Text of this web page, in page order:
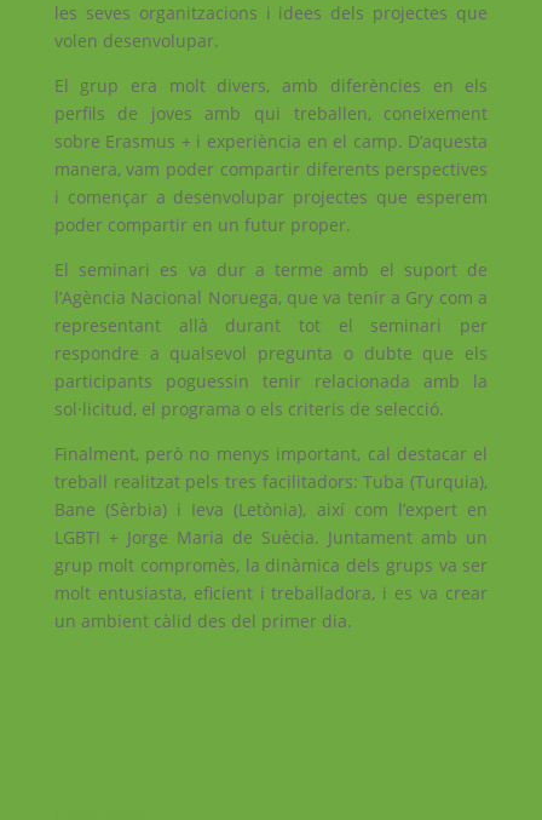
les seves organitzacions i idees dels projectes que
volen desenvolupar.
El grup era molt divers, amb diferències en els
perfils de joves amb qui treballen, coneixement
sobre Erasmus + i experiència en el camp. D’aquesta
manera, vam poder compartir diferents perspectives
i començar a desenvolupar projectes que esperem
poder compartir en un futur proper.
El seminari es va dur a terme amb el suport de
l’Agència Nacional Noruega, que va tenir a Gry com a
representant allà durant tot el seminari per
respondre a qualsevol pregunta o dubte que els
participants poguessin tenir relacionada amb la
sol·licitud, el programa o els criteris de selecció.
Finalment, però no menys important, cal destacar el
treball realitzat pels tres facilitadors: Tuba (Turquia),
Bane (Sèrbia) i Ieva (Letònia), així com l’expert en
LGBTI + Jorge Maria de Suècia. Juntament amb un
grup molt compromès, la dinàmica dels grups va ser
molt entusiasta, eficient i treballadora, i es va crear
un ambient càlid des del primer dia.